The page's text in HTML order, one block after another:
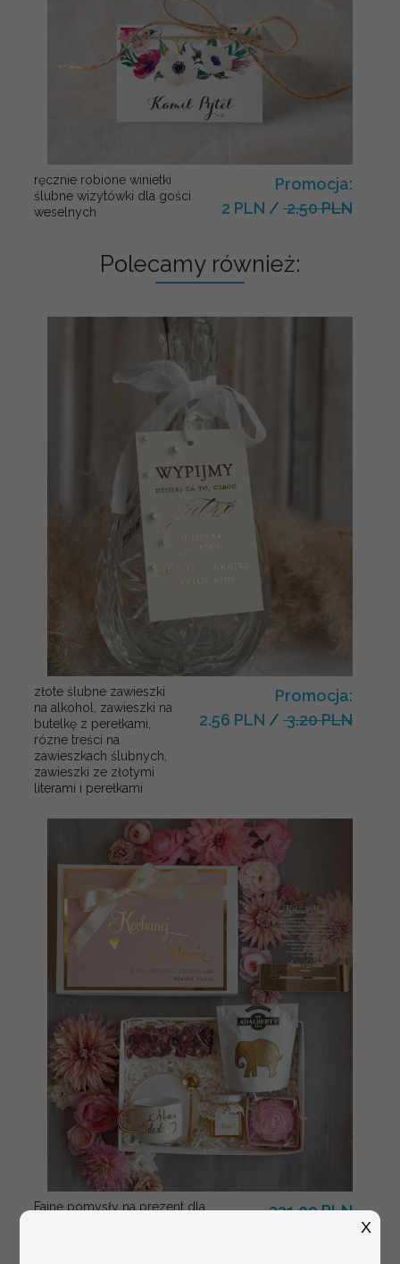
ręcznie robione winietki
ślubne wizytówki dla gości
weselnych
Promocja:
2 PLN / 2.50 PLN
Polecamy również:
złote ślubne zawieszki
na alkohol, zawieszki na
butelkę z perełkami,
rózne treści na
zawieszkach ślubnych,
zawieszki ze złotymi
literami i perełkami
Promocja:
2.56 PLN / 3.20 PLN
Fajne pomysły na prezent dla
231.00 PLN
X